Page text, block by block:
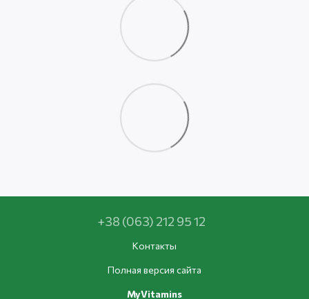
+38 (063) 212 95 12
Контакты
Полная версия сайта
MyVitamins